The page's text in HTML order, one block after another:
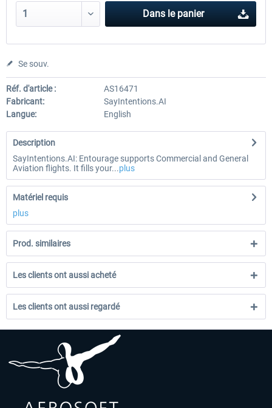
Dans le panier
Se souv.
Réf. d'article :
AS16471
Fabricant:
SayIntentions.AI
Langue:
English
Description
SayIntentions.AI: Entourage supports Commercial and General
Aviation flights. It fills your...plus
Matériel requis
plus
Prod. similaires
Les clients ont aussi acheté
Les clients ont aussi regardé